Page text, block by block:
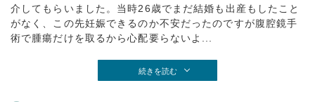
介してもらいました。当時26歳でまだ結婚も出産もしたこと
がなく、この先妊娠できるのか不安だったのですが腹腔鏡手
術で腫瘍だけを取るから心配要らないよ...
続きを読む